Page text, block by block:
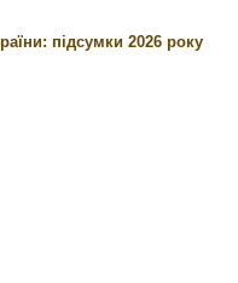
підсумки 2026 року